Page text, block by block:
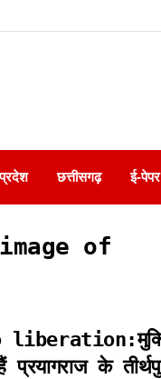
छत्तीसगढ़ ई-पेपर
of
प्रयागराज के